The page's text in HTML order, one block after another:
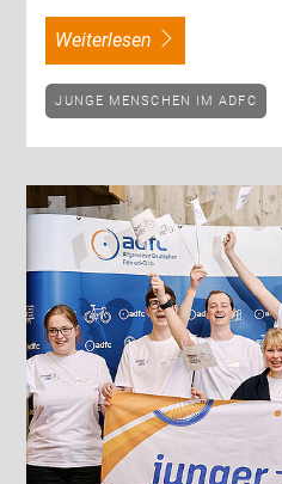
weiterlesen
JUNGE MENSCHEN IM ADFC